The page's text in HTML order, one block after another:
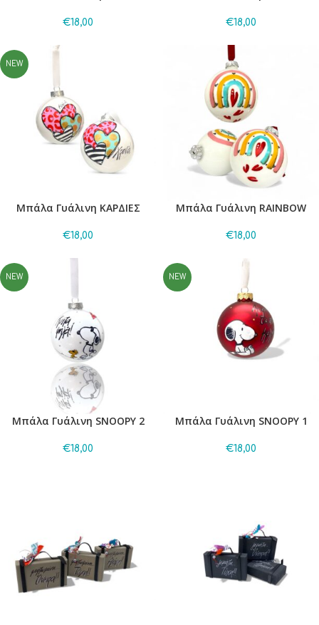
€18,00 €18,00
NEW
Μπάλα Γυάλινη ΚΑΡΔΙΕΣ
€18,00
Μπάλα Γυάλινη RAINBOW
€18,00
NEW
Μπάλα Γυάλινη SNOOPY 2
€18,00
NEW
Μπάλα Γυάλινη SNOOPY 1
€18,00